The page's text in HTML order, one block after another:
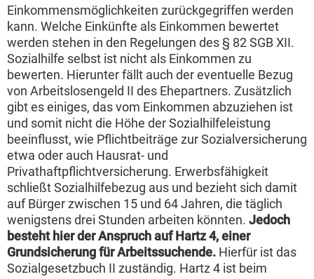
Einkommensmöglichkeiten zurückgegriffen werden
kann. Welche Einkünfte als Einkommen bewertet
werden stehen in den Regelungen des § 82 SGB XII.
Sozialhilfe selbst ist nicht als Einkommen zu
bewerten. Hierunter fällt auch der eventuelle Bezug
von Arbeitslosengeld II des Ehepartners. Zusätzlich
gibt es einiges, das vom Einkommen abzuziehen ist
und somit nicht die Höhe der Sozialhilfeleistung
beeinflusst, wie Pflichtbeiträge zur Sozialversicherung
etwa oder auch Hausrat- und
Privathaftpflichtversicherung. Erwerbsfähigkeit
schließt Sozialhilfebezug aus und bezieht sich damit
auf Bürger zwischen 15 und 64 Jahren, die täglich
wenigstens drei Stunden arbeiten könnten. Jedoch
besteht hier der Anspruch auf Hartz 4, einer
Grundsicherung für Arbeitssuchende. Hierfür ist das
Sozialgesetzbuch II zuständig. Hartz 4 ist beim